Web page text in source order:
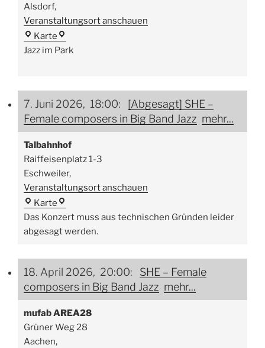
Alsdorf,
Veranstaltungsort anschauen
Karte Stadthalle
Alsdorf,
Jazz im Park
7. Juni 2026, 18:00: [Abgesagt] SHE –
Female composers in Big Band Jazz mehr...
Talbahnhof
Raiffeisenplatz 1-3
Eschweiler,
Veranstaltungsort anschauen
Karte Talbahnhof
Das Konzert muss aus technischen Gründen leider
abgesagt werden.
18. April 2026, 20:00: SHE – Female
composers in Big Band Jazz mehr...
mufab AREA28
Grüner Weg 28
Aachen,